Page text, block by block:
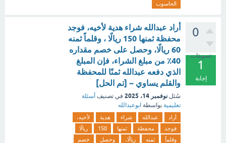
الحاسوب
0
تصويتات
1
إجابة
أراد عبدالله شراء هدية لأخيه، فوجد
محفظة ثمنها 150 ريالًا ، وقلماً ثمنه
60 ريالًا، وحصل على خصم مقداره
40٪ من مبلغ الشراء، فإن المبلغ
الذي دفعه عبدالله ثمنًا للمحفظة
والقلم يساوي ~ [تم الحل]
سُئل نوفمبر 14، 2025 في تصنيف أسئلة
تعليمية بواسطة ابوعبدالله
أراد عبدالله شراء هدية
لأخيه،
فوجد
محفظة ثمنها 150
ريالًا
وقلماً
ثمنه ريالًا، وحصل
خصم